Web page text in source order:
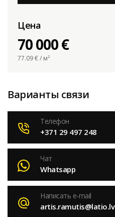
Цена
70 000 €
77.09€ / м²
Варианты связи
Телефон
+371 29 497 248
Чат
Whatsapp
Написать e-mail
artis.ramutis@latio.lv